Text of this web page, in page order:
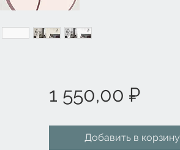
1 550,00 ₽Цена
Добавить в корзину